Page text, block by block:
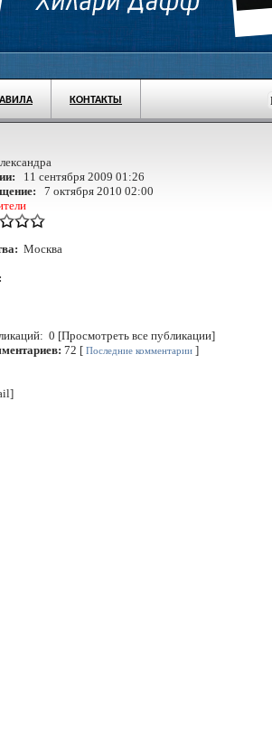
КОНТАКТЫ
11 сентября 2009 01:26
7 октября 2010 02:00
Москва
0 [Просмотреть все публикации]
72 [ Последние комментарии ]